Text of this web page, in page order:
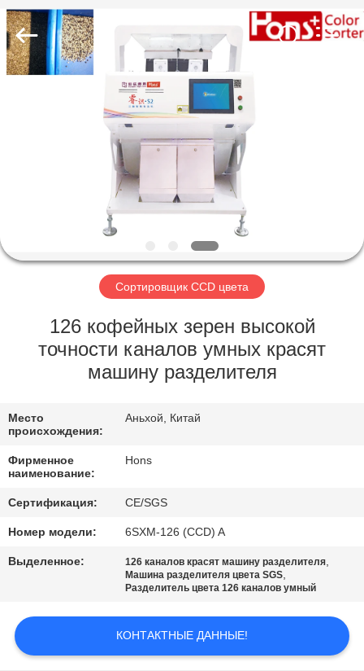
ПРОДУКТЫ
ПУТЕШЕСТВИЕ
ФАБРИКИ
ПРОВЕРКА
КАЧЕСТВА
СВЯЖИТЕСЬ
МЫ
СПРОСИТЕ
ЦИТАТУ
PRIVACY
Optoelectronic
High-
tech
Co.,Ltd.
All
Rights
Reserved.
Сортировщик CCD цвета
126 кофейных зерен высокой
точности каналов умных красят
машину разделителя
Место
происхождения:
Аньхой, Китай
Фирменное
наименование:
Hons
Сертификация: CE/SGS
Номер модели: 6SXM-126 (CCD) A
Выделенное: 126 каналов красят машину разделителя,
Машина разделителя цвета SGS,
Разделитель цвета 126 каналов умный
КОНТАКТНЫЕ ДАННЫЕ!